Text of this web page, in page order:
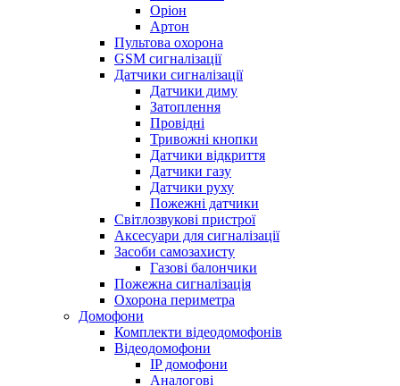
Оріон
Артон
Пультова охорона
GSM сигналізації
Датчики сигналізації
Датчики диму
Затоплення
Провідні
Тривожні кнопки
Датчики відкриття
Датчики газу
Датчики руху
Пожежні датчики
Світлозвукові пристрої
Аксесуари для сигналізації
Засоби самозахисту
Газові балончики
Пожежна сигналізація
Охорона периметра
Домофони
Комплекти відеодомофонів
Відеодомофони
IP домофони
Аналогові